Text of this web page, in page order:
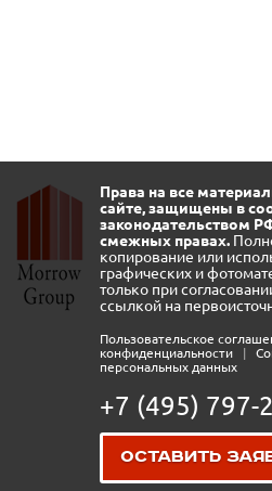
Права на все
сайте, защищены в
законодательством
смежных правах.
копирование или
графических и
только при
ссылкой на
Пользовательское
конфиденциальности
|
персональных данных
+7 (495) 797-
Оставить